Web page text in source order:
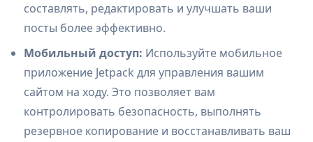
составлять, редактировать и улучшать ваши
посты более эффективно.
Мобильный доступ: Используйте мобильное
приложение Jetpack для управления вашим
сайтом на ходу. Это позволяет вам
контролировать безопасность, выполнять
резервное копирование и восстанавливать ваш